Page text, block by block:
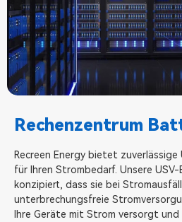
Rechenzentrum
Recreen Energy bietet
für Ihren Strombedarf. Unsere
konzipiert, dass sie bei
unterbrechungsfreie
Ihre Geräte mit Strom versorgt